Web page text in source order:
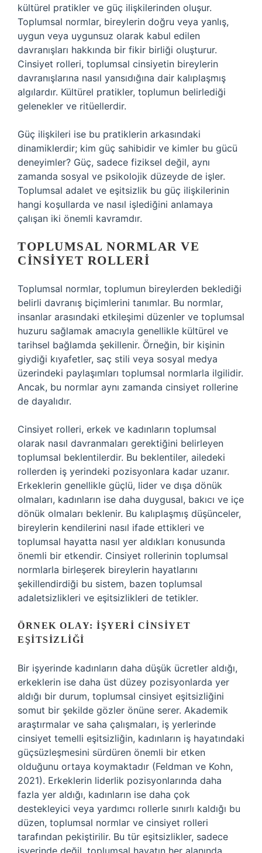
kültürel pratikler ve güç ilişkilerinden oluşur.
Toplumsal normlar, bireylerin doğru veya yanlış,
uygun veya uygunsuz olarak kabul edilen
davranışları hakkında bir fikir birliği oluşturur.
Cinsiyet rolleri, toplumsal cinsiyetin bireylerin
davranışlarına nasıl yansıdığına dair kalıplaşmış
algılardır. Kültürel pratikler, toplumun belirlediği
gelenekler ve ritüellerdir.
Güç ilişkileri ise bu pratiklerin arkasındaki
dinamiklerdir; kim güç sahibidir ve kimler bu gücü
deneyimler? Güç, sadece fiziksel değil, aynı
zamanda sosyal ve psikolojik düzeyde de işler.
Toplumsal adalet ve eşitsizlik bu güç ilişkilerinin
hangi koşullarda ve nasıl işlediğini anlamaya
çalışan iki önemli kavramdır.
TOPLUMSAL NORMLAR VE
CINSIYET ROLLERI
Toplumsal normlar, toplumun bireylerden beklediği
belirli davranış biçimlerini tanımlar. Bu normlar,
insanlar arasındaki etkileşimi düzenler ve toplumsal
huzuru sağlamak amacıyla genellikle kültürel ve
tarihsel bağlamda şekillenir. Örneğin, bir kişinin
giydiği kıyafetler, saç stili veya sosyal medya
üzerindeki paylaşımları toplumsal normlarla ilgilidir.
Ancak, bu normlar aynı zamanda cinsiyet rollerine
de dayalıdır.
Cinsiyet rolleri, erkek ve kadınların toplumsal
olarak nasıl davranmaları gerektiğini belirleyen
toplumsal beklentilerdir. Bu beklentiler, ailedeki
rollerden iş yerindeki pozisyonlara kadar uzanır.
Erkeklerin genellikle güçlü, lider ve dışa dönük
olmaları, kadınların ise daha duygusal, bakıcı ve içe
dönük olmaları beklenir. Bu kalıplaşmış düşünceler,
bireylerin kendilerini nasıl ifade ettikleri ve
toplumsal hayatta nasıl yer aldıkları konusunda
önemli bir etkendir. Cinsiyet rollerinin toplumsal
normlarla birleşerek bireylerin hayatlarını
şekillendirdiği bu sistem, bazen toplumsal
adaletsizlikleri ve eşitsizlikleri de tetikler.
ÖRNEK OLAY: İŞYERI CINSIYET
EŞITSIZLIĞI
Bir işyerinde kadınların daha düşük ücretler aldığı,
erkeklerin ise daha üst düzey pozisyonlarda yer
aldığı bir durum, toplumsal cinsiyet eşitsizliğini
somut bir şekilde gözler önüne serer. Akademik
araştırmalar ve saha çalışmaları, iş yerlerinde
cinsiyet temelli eşitsizliğin, kadınların iş hayatındaki
güçsüzleşmesini sürdüren önemli bir etken
olduğunu ortaya koymaktadır (Feldman ve Kohn,
2021). Erkeklerin liderlik pozisyonlarında daha
fazla yer aldığı, kadınların ise daha çok
destekleyici veya yardımcı rollerle sınırlı kaldığı bu
düzen, toplumsal normlar ve cinsiyet rolleri
tarafından pekiştirilir. Bu tür eşitsizlikler, sadece
işyerinde değil, toplumsal hayatın her alanında